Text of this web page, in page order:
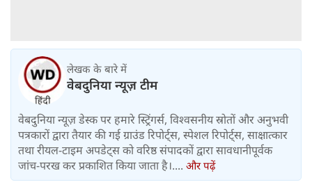
लेखक के बारे में
वेबदुनिया न्यूज़ टीम
वेबदुनिया न्यूज़ डेस्क पर हमारे स्ट्रिंगर्स, विश्वसनीय स्रोतों और अनुभवी
पत्रकारों द्वारा तैयार की गई ग्राउंड रिपोर्ट्स, स्पेशल रिपोर्ट्स, साक्षात्कार
तथा रीयल-टाइम अपडेट्स को वरिष्ठ संपादकों द्वारा सावधानीपूर्वक
जांच-परख कर प्रकाशित किया जाता है।.... और पढ़ें